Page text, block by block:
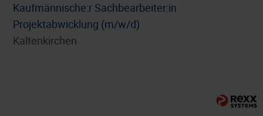
⁠Kaufmännische:r Sachbearbeiter:in
Projektabwicklung (m/w/d)
Kaltenkirchen